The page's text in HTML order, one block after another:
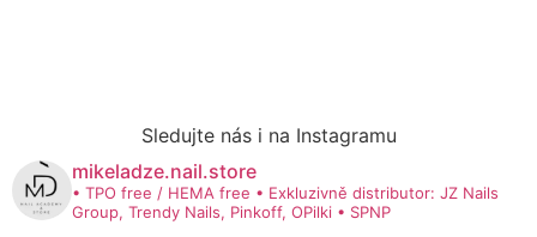
Sledujte nás i na Instagramu
mikeladze.nail.store
• TPO free / HEMA free • Exkluzivně distributor: JZ Nails
Group, Trendy Nails, Pinkoff, OPilki • SPNP